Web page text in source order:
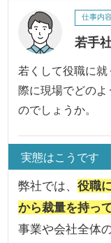
若手
仕事内
若くして役職に
際に現場でどの
のでしょうか。
実態はこうです
弊社では、役職
から裁量を持っ
事業や会社全体